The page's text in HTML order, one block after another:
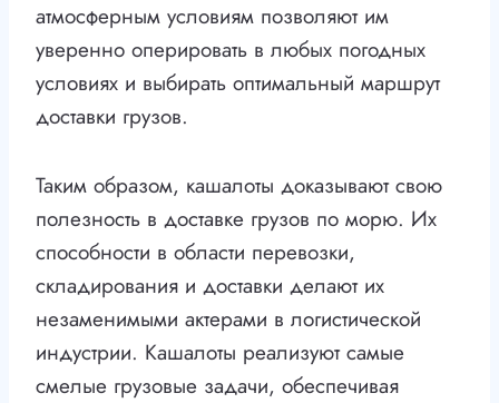
атмосферным условиям позволяют им
уверенно оперировать в любых погодных
условиях и выбирать оптимальный маршрут
доставки грузов.
Таким образом, кашалоты доказывают свою
полезность в доставке грузов по морю. Их
способности в области перевозки,
складирования и доставки делают их
незаменимыми актерами в логистической
индустрии. Кашалоты реализуют самые
смелые грузовые задачи, обеспечивая